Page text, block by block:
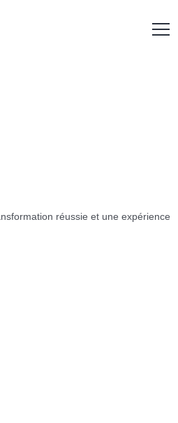
réussie et une expérience